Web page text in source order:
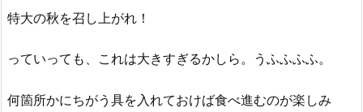
特大の秋を召し上がれ！
っていっても、これは大きすぎるかしら。うふふふふ。
何箇所かにちがう具を入れておけば食べ進むのが楽しみ